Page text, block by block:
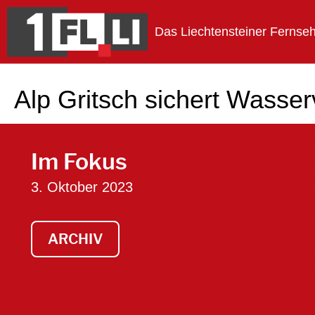
1FLTV
Das Liechtensteiner
Alp Gritsch sichert
Im Fokus
3. Oktober 2023
ARCHIV